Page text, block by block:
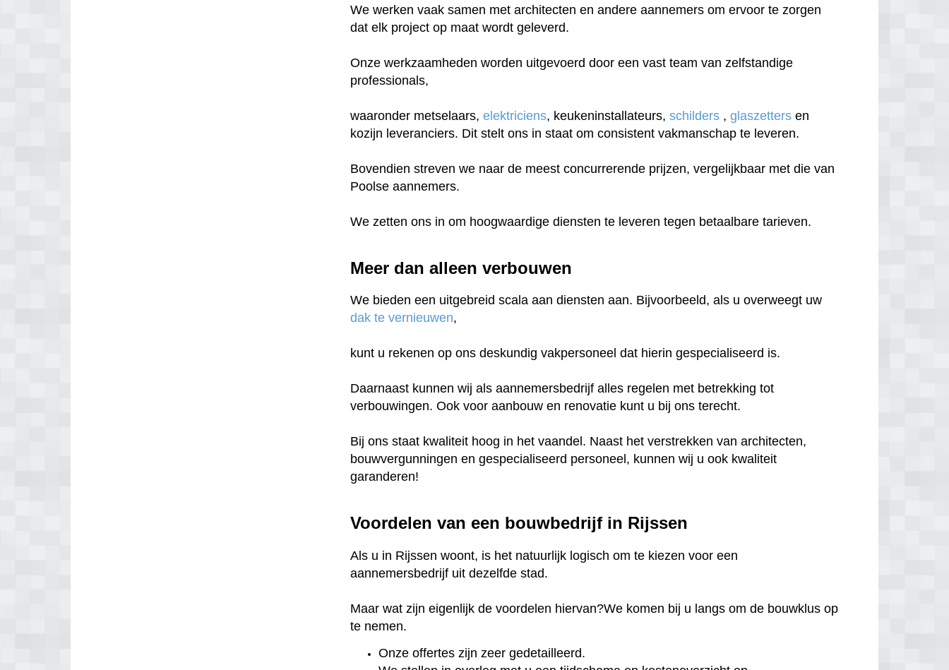
We werken vaak samen met architecten en andere aannemers om ervoor te zorgen
dat elk project op maat wordt geleverd.
Onze werkzaamheden worden uitgevoerd door een vast team van zelfstandige
professionals,
waaronder metselaars,elektriciens, keukeninstallateurs,schilders ,glaszetters en
kozijn leveranciers. Dit stelt ons in staat om consistent vakmanschap te leveren.
Bovendien streven we naar de meest concurrerende prijzen, vergelijkbaar met die van
Poolse aannemers.
We zetten ons in om hoogwaardige diensten te leveren tegen betaalbare tarieven.
Meer dan alleen verbouwen
We bieden een uitgebreid scala aan diensten aan. Bijvoorbeeld, als u overweegt uw
dak te vernieuwen,
kunt u rekenen op ons deskundig vakpersoneel dat hierin gespecialiseerd is.
Daarnaast kunnen wij als aannemersbedrijf alles regelen met betrekking tot
verbouwingen. Ook voor aanbouw en renovatie kunt u bij ons terecht.
Bij ons staat kwaliteit hoog in het vaandel. Naast het verstrekken van architecten,
bouwvergunningen en gespecialiseerd personeel, kunnen wij u ook kwaliteit
garanderen!
Voordelen van een bouwbedrijf in Rijssen
Als u in Rijssen woont, is het natuurlijk logisch om te kiezen voor een
aannemersbedrijf uit dezelfde stad.
Maar wat zijn eigenlijk de voordelen hiervan?We komen bij u langs om de bouwklus op
te nemen.
Onze offertes zijn zeer gedetailleerd.